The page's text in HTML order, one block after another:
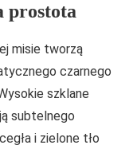
prostota
misie tworzą
czarnego
szklane
subtelnego
i zielone tło